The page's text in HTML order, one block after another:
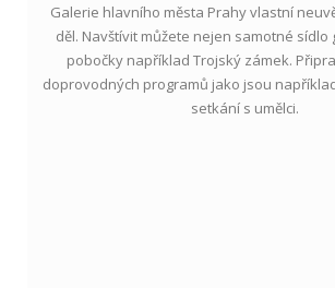
Galerie hlavního města Prahy vlastní
děl. Navštívit můžete nejen samotné sídlo
pobočky například Trojský zámek.
doprovodných programů jako jsou
setkání s umělci.